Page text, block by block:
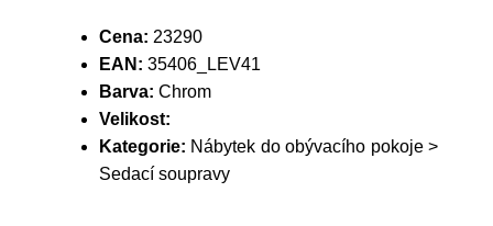
Cena: 23290
EAN: 35406_LEV41
Barva: Chrom
Velikost:
Kategorie: Nábytek do obývacího pokoje >
Sedací soupravy